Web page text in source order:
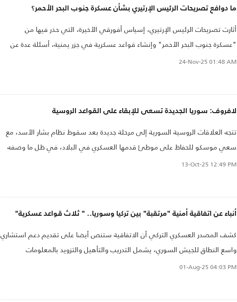
ما دوافع تصريحات الرئيس الإرتيري بشأن عسكرة جنوب البحر الأحمر؟
أثارت تصريحات الرئيس الإرتيري، إسياس أفورقي الأخيرة، التي حذر فيها من
"عسكرة جنوب البحر الأحمر" وإنشاء قواعد عسكرية في جزر يمنية، أسئلة عدة عن
دوافع أسمرة من وراء هذا الموقف؟ وما أبعاد ذلك؟
24-Nov-25 01:48 AM
لافروف: سوريا الجديدة تسعى للإبقاء على القواعد الروسية
تتجه العلاقات الروسية السورية إلى مرحلة جديدة بعد سقوط نظام بشار الأسد، مع
سعي موسكو للحفاظ على موطئ قدمها العسكري في البلاد، في ظل ما وصفه
وزير الخارجية الروسي سيرغي لافروف بـ"الظروف المتغيّرة".
13-Oct-25 12:49 PM
أنباء عن اتفاقية أمنية "مرتقبة" بين تركيا وسوريا.. " ثلاث قواعد عسكرية"
كشف المصدر العسكري التركي أن الاتفاقية ستنص أيضا على تقديم دعم استشاري
واسع النطاق للجيش السوري، يشمل التدريب والتأهيل والتزويد بالمعلومات
الاستخباراتية، وربما بعض التجهيزات غير الهجومية.
01-Aug-25 04:03 PM